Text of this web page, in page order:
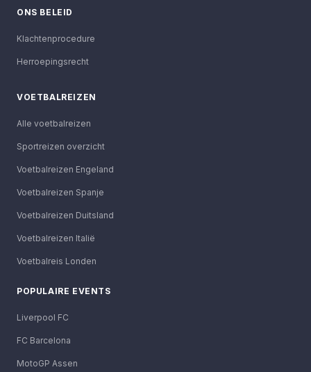
ONS BELEID
Klachtenprocedure
Herroepingsrecht
VOETBALREIZEN
Alle voetbalreizen
Sportreizen overzicht
Voetbalreizen Engeland
Voetbalreizen Spanje
Voetbalreizen Duitsland
Voetbalreizen Italië
Voetbalreis Londen
POPULAIRE EVENTS
Liverpool FC
FC Barcelona
MotoGP Assen